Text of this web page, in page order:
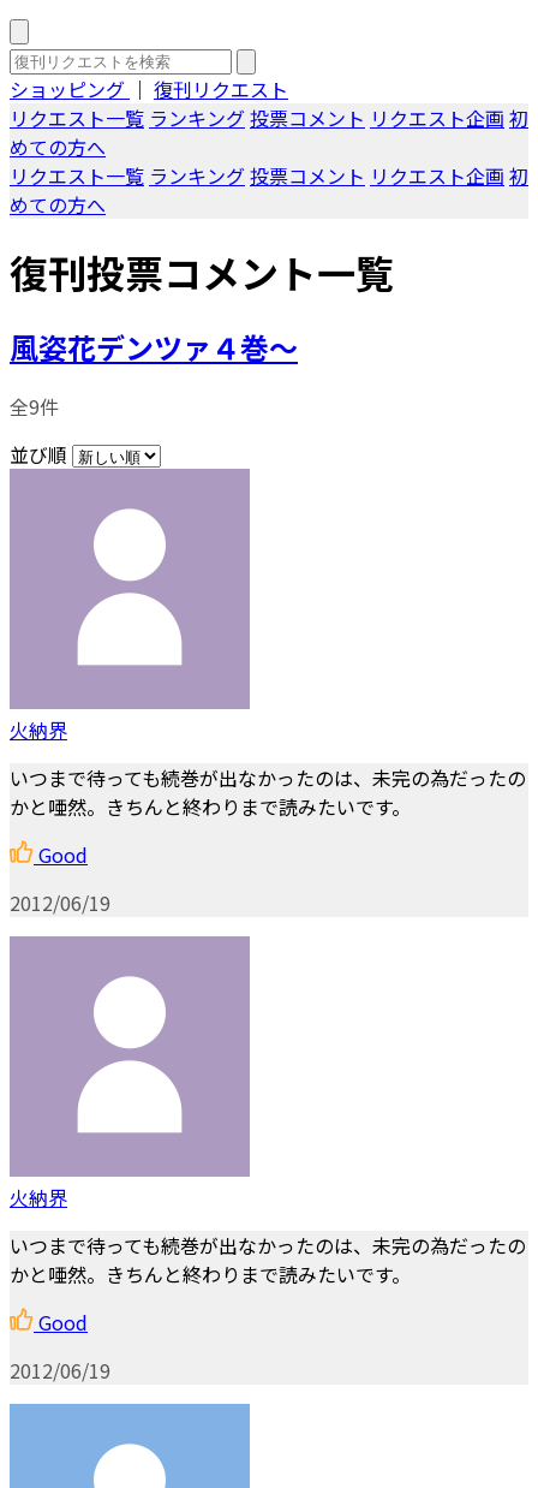
ショッピング ｜ 復刊リクエスト
リクエスト一覧 ランキング投票コメント リクエスト企画 初
めての方へ
リクエスト一覧 ランキング投票コメント リクエスト企画 初
めての方へ
復刊投票コメント一覧
風姿花デンツァ４巻～
全9件
並び順
火納界
いつまで待っても続巻が出なかったのは、未完の為だったの
かと唖然。きちんと終わりまで読みたいです。
Good
2012/06/19
火納界
いつまで待っても続巻が出なかったのは、未完の為だったの
かと唖然。きちんと終わりまで読みたいです。
Good
2012/06/19